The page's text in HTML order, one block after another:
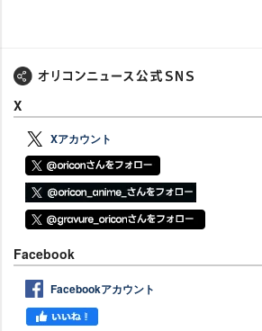
X
Xアカウント
Facebook
Facebookアカウント